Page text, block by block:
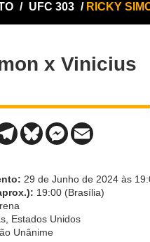
/ UFC 303 / RICKY
x Vinicius
29 de Junho de 2024 às
19:00 (Brasília)
Estados Unidos
Unânime